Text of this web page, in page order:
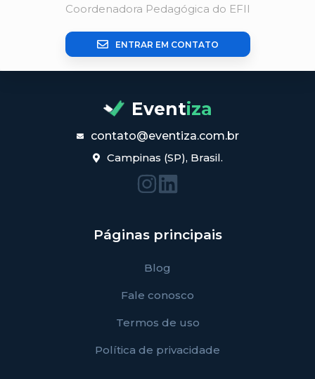
Coordenadora Pedagógica do EFII
ENTRAR EM CONTATO
Eventiza
contato@eventiza.com.br
Campinas (SP), Brasil.
Páginas principais
Blog
Fale conosco
Termos de uso
Política de privacidade